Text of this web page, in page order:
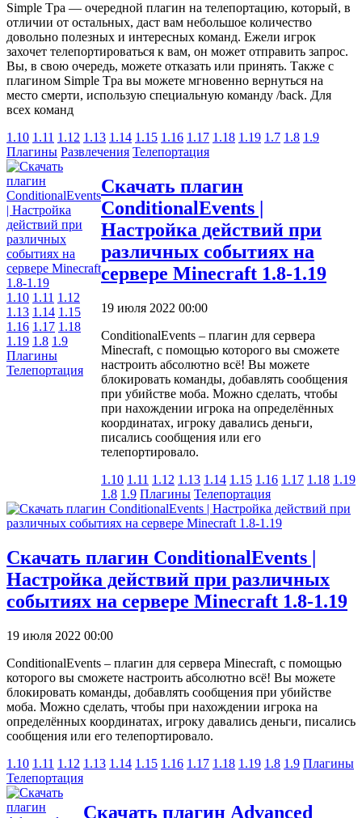
Simple Tpa — очередной плагин на телепортацию, который, в
отличии от остальных, даст вам небольшое количество
довольно полезных и интересных команд. Ежели игрок
захочет телепортироваться к вам, он может отправить запрос.
Вы, в свою очередь, можете отказать или принять. Также с
плагином Simple Tpa вы можете мгновенно вернуться на
место смерти, использую специальную команду /back. Для
всех команд
1.10 1.11 1.12 1.13 1.14 1.15 1.16 1.17 1.18 1.19 1.7 1.8 1.9
Плагины Развлечения Телепортация
1.10 1.11 1.12
1.13 1.14 1.15
1.16 1.17 1.18
1.19 1.8 1.9
Плагины
Телепортация
Скачать плагин
ConditionalEvents |
Настройка действий при
различных событиях на
сервере Minecraft 1.8-1.19
19 июля 2022 00:00
ConditionalEvents – плагин для сервера
Minecraft, с помощью которого вы сможете
настроить абсолютно всё! Вы можете
блокировать команды, добавлять сообщения
при убийстве моба. Можно сделать, чтобы
при нахождении игрока на определённых
координатах, игроку давались деньги,
писались сообщения или его
телепортировало.
1.10 1.11 1.12 1.13 1.14 1.15 1.16 1.17 1.18 1.19
1.8 1.9 Плагины Телепортация
Скачать плагин ConditionalEvents |
Настройка действий при различных
событиях на сервере Minecraft 1.8-1.19
19 июля 2022 00:00
ConditionalEvents – плагин для сервера Minecraft, с помощью
которого вы сможете настроить абсолютно всё! Вы можете
блокировать команды, добавлять сообщения при убийстве
моба. Можно сделать, чтобы при нахождении игрока на
определённых координатах, игроку давались деньги, писались
сообщения или его телепортировало.
1.10 1.11 1.12 1.13 1.14 1.15 1.16 1.17 1.18 1.19 1.8 1.9 Плагины
Телепортация
Скачать плагин Advanced